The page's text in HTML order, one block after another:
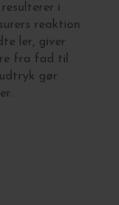
i
reaktion
ler, giver
fra fad til
gør